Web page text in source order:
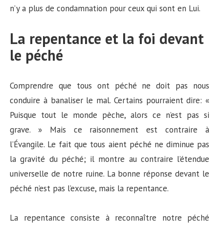
n’y a plus de condamnation pour ceux qui sont en Lui.
La repentance et la foi devant
le péché
Comprendre que tous ont péché ne doit pas nous
conduire à banaliser le mal. Certains pourraient dire: «
Puisque tout le monde pèche, alors ce n’est pas si
grave. » Mais ce raisonnement est contraire à
l’Évangile. Le fait que tous aient péché ne diminue pas
la gravité du péché; il montre au contraire l’étendue
universelle de notre ruine. La bonne réponse devant le
péché n’est pas l’excuse, mais la repentance.
La repentance consiste à reconnaître notre péché